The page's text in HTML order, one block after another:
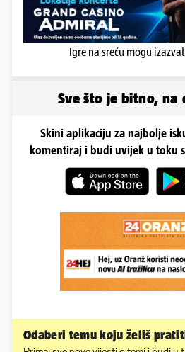
Igre na sreću mogu
Sve što je bitno, na
Skini aplikaciju za najbolje
komentiraj i budi uvijek u toku
Odaberi temu koju želiš